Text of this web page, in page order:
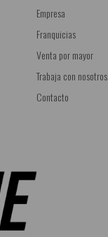
Empresa
Franquicias
Venta por mayor
Trabaja con nosotros
Contacto